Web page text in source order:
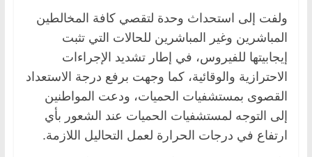
ولفت إلى استحداث وحدة لتقصي كافة المخالطين
المباشرين وغير المباشرين للحالات التي تثبت
إيجابيتها للفيروس، في إطار تشديد الإجراءات
الاحترازية والوقائية، كما وجهت برفع درجة الاستعداد
القصوى بمستشفيات الحميات، ودعت المواطنين
إلى التوجه لمستشفيات الحميات عند الشعور بأي
ارتفاع في درجات الحرارة لعمل التحاليل اللازمة.